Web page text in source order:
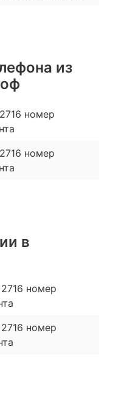
из
номер
номер
в
номер
номер